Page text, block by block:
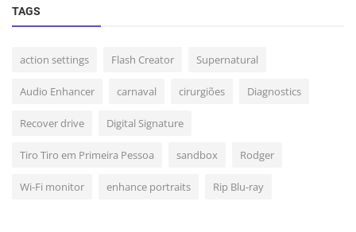
TAGS
action settings Flash Creator Supernatural
Audio Enhancer carnaval cirurgiões Diagnostics
Recover drive Digital Signature
Tiro Tiro em Primeira Pessoa sandbox Rodger
Wi-Fi monitor enhance portraits Rip Blu-ray